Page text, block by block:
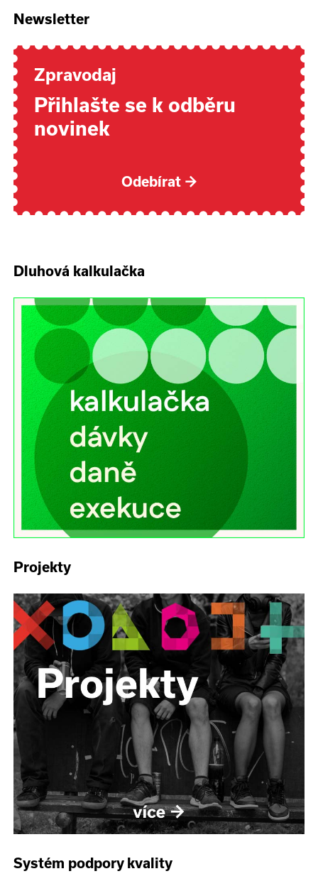
Newsletter
Zpravodaj
Přihlašte se k odběru
novinek
Odebírat →
Dluhová kalkulačka
Projekty
Systém podpory kvality